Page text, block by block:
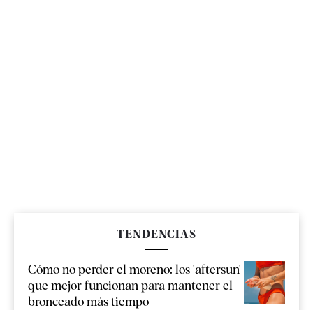
TENDENCIAS
Cómo no perder el moreno: los 'aftersun'
que mejor funcionan para mantener el
bronceado más tiempo